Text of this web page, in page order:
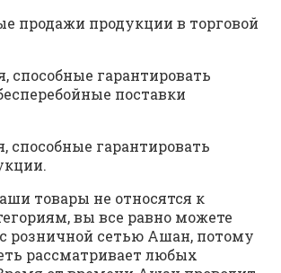
продажи продукции в торговой
способные гарантировать
поставки
способные гарантировать
товары не относятся к
вы все равно можете
розничной сетью Ашан, потому
рассматривает любых